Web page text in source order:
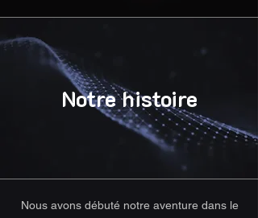
Notre histoire
Nous avons débuté notre aventure dans le